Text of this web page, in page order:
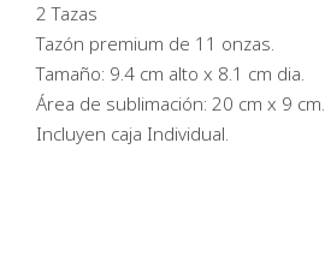
2 Tazas
Tazón premium de 11 onzas.
Tamaño: 9.4 cm alto x 8.1 cm dia.
Área de sublimación: 20 cm x 9 cm.
Incluyen caja Individual.